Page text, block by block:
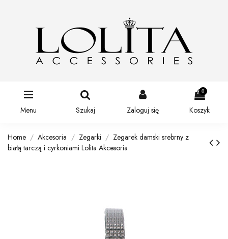
Menu Szukaj Zaloguj się
0
Koszyk
Home Akcesoria Zegarki
Zegarek damski srebrny z
białą tarczą i cyrkoniami Lolita Akcesoria